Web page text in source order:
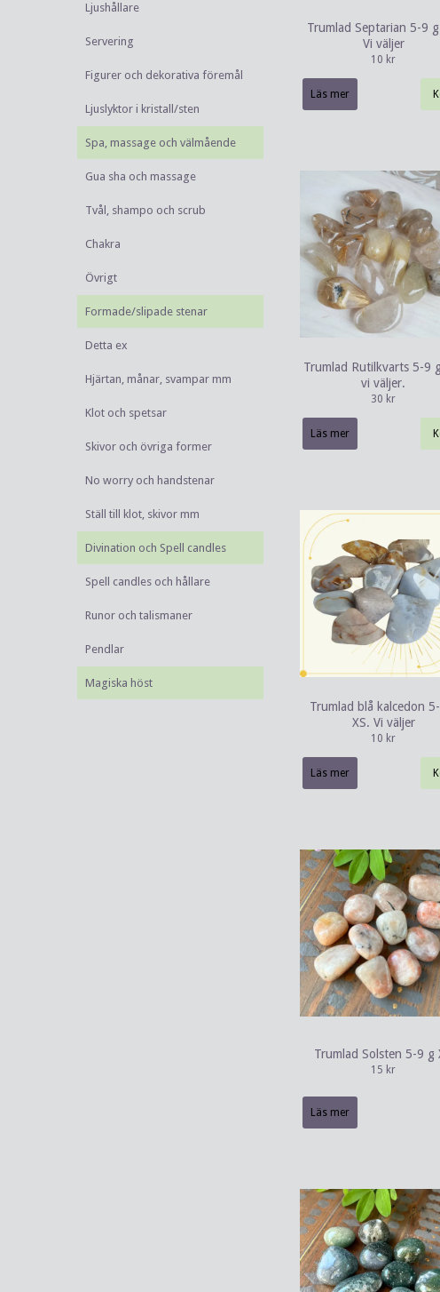
Ljushållare
Servering
Figurer och dekorativa föremål
Ljuslyktor i kristall/sten
Spa, massage och välmående
Gua sha och massage
Tvål, shampo och scrub
Chakra
Övrigt
Formade/slipade stenar
Detta ex
Hjärtan, månar, svampar mm
Klot och spetsar
Skivor och övriga former
No worry och handstenar
Ställ till klot, skivor mm
Divination och Spell candles
Spell candles och hållare
Runor och talismaner
Pendlar
Magiska höst
Trumlad Septarian 5-9 g
Vi väljer
10 kr
Läs mer
Trumlad Rutilkvarts 5-9
vi väljer.
30 kr
Läs mer
Trumlad blå kalcedon
XS. Vi väljer
10 kr
Läs mer
Trumlad Solsten 5-9 g
15 kr
Läs mer